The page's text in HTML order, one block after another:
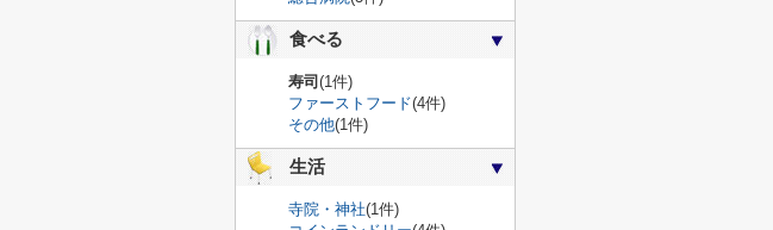
食べる
寿司 (1件)
ファーストフード(4件)
その他(1件)
生活
寺院・神社(1件)